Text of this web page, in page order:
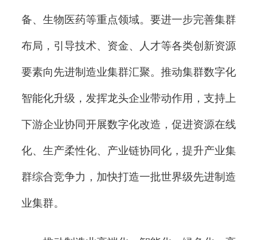
备、生物医药等重点领域。要进一步完善集群
布局，引导技术、资金、人才等各类创新资源
要素向先进制造业集群汇聚。推动集群数字化
智能化升级，发挥龙头企业带动作用，支持上
下游企业协同开展数字化改造，促进资源在线
化、生产柔性化、产业链协同化，提升产业集
群综合竞争力，加快打造一批世界级先进制造
业集群。